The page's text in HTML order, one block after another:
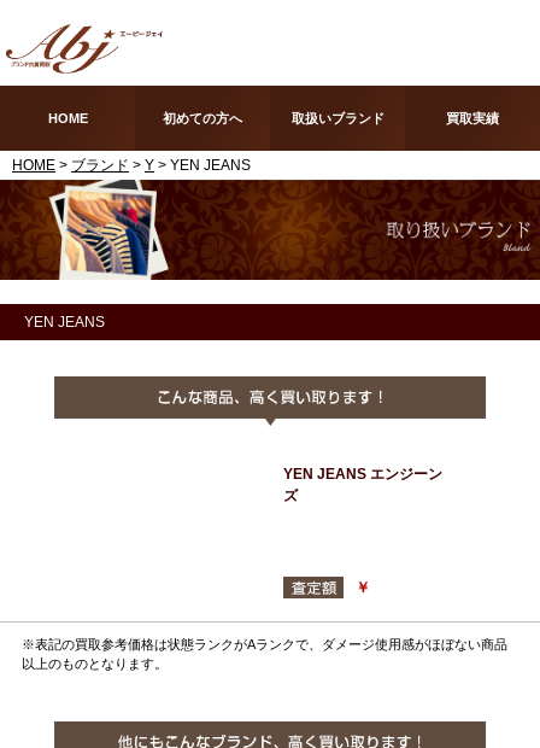
HOME 初めての方へ 取扱いブランド 買取実績
HOME > ブランド > Y > YEN JEANS
YEN JEANS
YEN JEANS エンジーン
ズ
￥
※表記の買取参考価格は状態ランクがAランクで、ダメージ使用感がほぼない商品
以上のものとなります。